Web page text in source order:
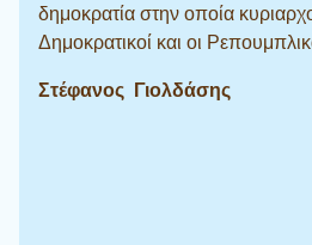
δημοκρατία στην οποία
Δημοκρατικοί και οι
Στέφανος Γιολδάσης